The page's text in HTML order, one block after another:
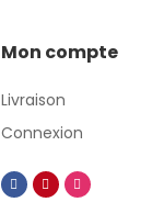
Mon compte
Livraison
Connexion